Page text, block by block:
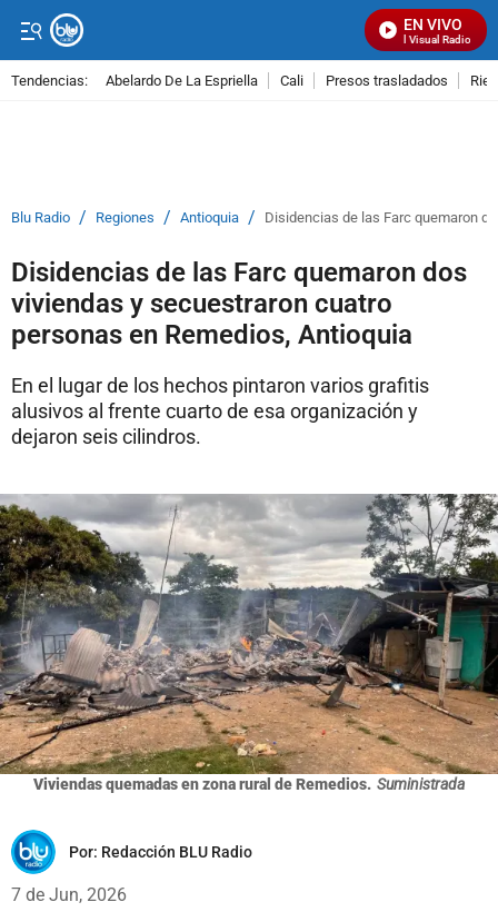
EN VIVO
Señal Visual Radio
Tendencias: Abelardo De La Espriella Cali Presos trasladados
Blu Radio / Regiones / Antioquia / Disidencias de las Farc quemaron
Disidencias de las Farc quemaron dos
viviendas y secuestraron cuatro
personas en Remedios, Antioquia
En el lugar de los hechos pintaron varios grafitis
alusivos al frente cuarto de esa organización y
dejaron seis cilindros.
Viviendas quemadas en zona rural de Remedios. Suministrada
Por: Redacción BLU Radio
7 de Jun, 2026